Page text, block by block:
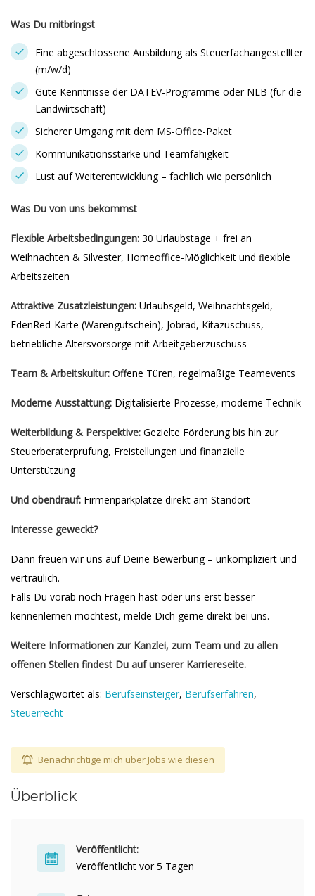
Was Du mitbringst
Eine abgeschlossene Ausbildung als Steuerfachangestellter
(m/w/d)
Gute Kenntnisse der DATEV-Programme oder NLB (für die
Landwirtschaft)
Sicherer Umgang mit dem MS-Office-Paket
Kommunikationsstärke und Teamfähigkeit
Lust auf Weiterentwicklung – fachlich wie persönlich
Was Du von uns bekommst
Flexible Arbeitsbedingungen: 30 Urlaubstage + frei an
Weihnachten & Silvester, Homeoffice-Möglichkeit und ﬂexible
Arbeitszeiten
Attraktive Zusatzleistungen: Urlaubsgeld, Weihnachtsgeld,
EdenRed-Karte (Warengutschein), Jobrad, Kitazuschuss,
betriebliche Altersvorsorge mit Arbeitgeberzuschuss
Team & Arbeitskultur: Offene Türen, regelmäßige Teamevents
Moderne Ausstattung: Digitalisierte Prozesse, moderne Technik
Weiterbildung & Perspektive: Gezielte Förderung bis hin zur
Steuerberaterprüfung, Freistellungen und finanzielle
Unterstützung
Und obendrauf: Firmenparkplätze direkt am Standort
Interesse geweckt?
Dann freuen wir uns auf Deine Bewerbung – unkompliziert und
vertraulich.
Falls Du vorab noch Fragen hast oder uns erst besser
kennenlernen möchtest, melde Dich gerne direkt bei uns.
Weitere Informationen zur Kanzlei, zum Team und zu allen
offenen Stellen findest Du auf unserer Karriereseite.
Verschlagwortet als: Berufseinsteiger, Berufserfahren,
Steuerrecht
Benachrichtige mich über Jobs wie diesen
Überblick
Veröffentlicht:
Veröffentlicht vor 5 Tagen